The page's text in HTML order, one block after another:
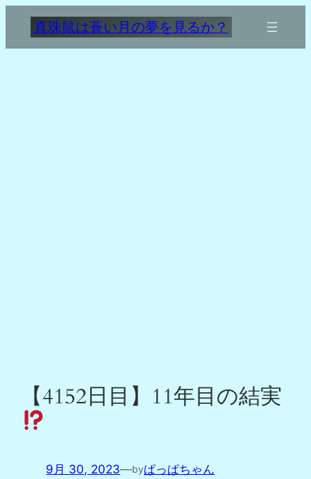
を
真珠鼠は蒼い月の夢を見るか？
【4152日目】11年目の結実
9月 30, 2023—byぱっぱちゃん